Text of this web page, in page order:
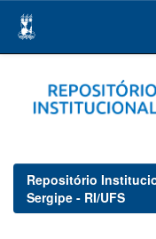
navigation
Repositório
Sergipe - RI/UFS